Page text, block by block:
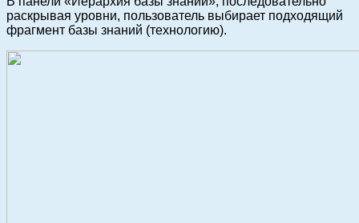
раскрывая уровни, пользователь выбирает подходящий
фрагмент базы знаний (технологию).